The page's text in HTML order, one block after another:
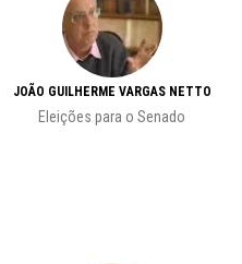
JOÃO GUILHERME VARGAS NETTO
Eleições para o Senado